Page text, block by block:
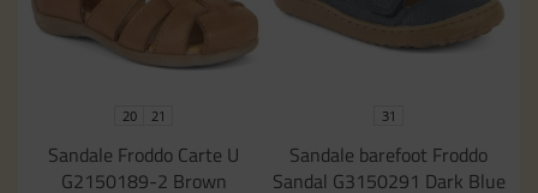
20 21
Sandale Froddo Carte U
G2150189-2 Brown
31
Sandale barefoot Froddo
Sandal G3150291 Dark Blue